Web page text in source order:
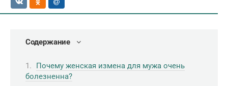
Содержание
Почему женская измена для мужа очень
болезненна?